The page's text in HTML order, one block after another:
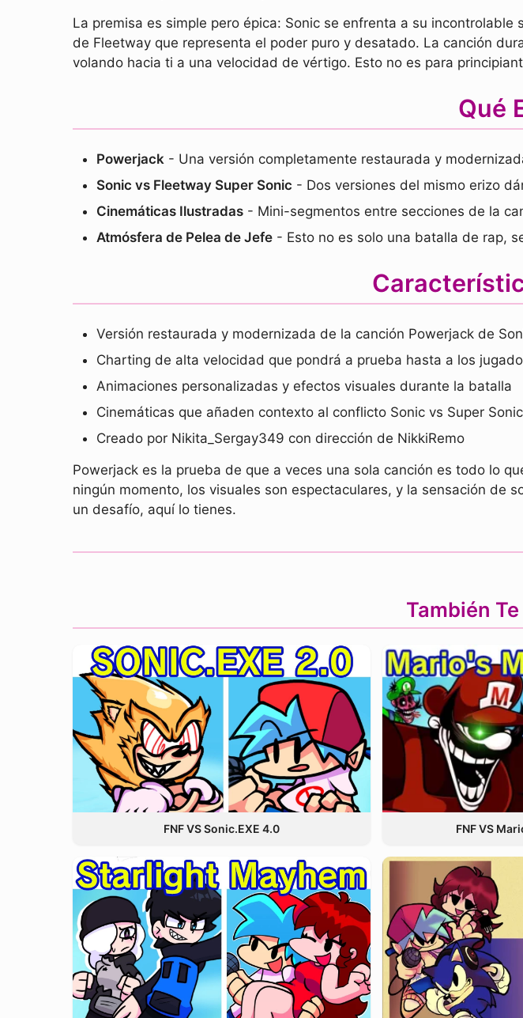
La premisa es simple pero épica: Sonic se enfrenta a su
de Fleetway que representa el poder puro y desatado. La canción
volando hacia ti a una velocidad de vértigo. Esto no es para
Qué
Powerjack - Una versión completamente restaurada y
Sonic vs Fleetway Super Sonic - Dos versiones del mismo erizo
Cinemáticas Ilustradas - Mini-segmentos entre secciones de la
Atmósfera de Pelea de Jefe - Esto no es solo una batalla de rap,
Versión restaurada y modernizada de la canción Powerjack de
Charting de alta velocidad que pondrá a prueba hasta a los
Animaciones personalizadas y efectos visuales durante la batalla
Cinemáticas que añaden contexto al conflicto Sonic vs Super Sonic
Creado por Nikita_Sergay349 con dirección de NikkiRemo
Powerjack es la prueba de que a veces una sola canción es todo lo
ningún momento, los visuales son espectaculares, y la sensación de
un desafío, aquí lo tienes.
También
FNF VS Sonic.EXE 4.0 FNF VS